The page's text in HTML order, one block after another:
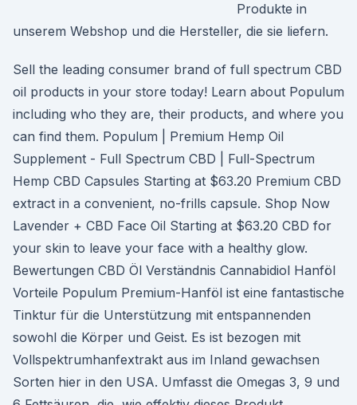
Produkte in
unserem Webshop und die Hersteller, die sie liefern.
Sell the leading consumer brand of full spectrum CBD
oil products in your store today! Learn about Populum
including who they are, their products, and where you
can find them. Populum | Premium Hemp Oil
Supplement - Full Spectrum CBD | Full-Spectrum
Hemp CBD Capsules Starting at $63.20 Premium CBD
extract in a convenient, no-frills capsule. Shop Now
Lavender + CBD Face Oil Starting at $63.20 CBD for
your skin to leave your face with a healthy glow.
Bewertungen CBD Öl Verständnis Cannabidiol Hanföl
Vorteile Populum Premium-Hanföl ist eine fantastische
Tinktur für die Unterstützung mit entspannenden
sowohl die Körper und Geist. Es ist bezogen mit
Vollspektrumhanfextrakt aus im Inland gewachsen
Sorten hier in den USA. Umfasst die Omegas 3, 9 und